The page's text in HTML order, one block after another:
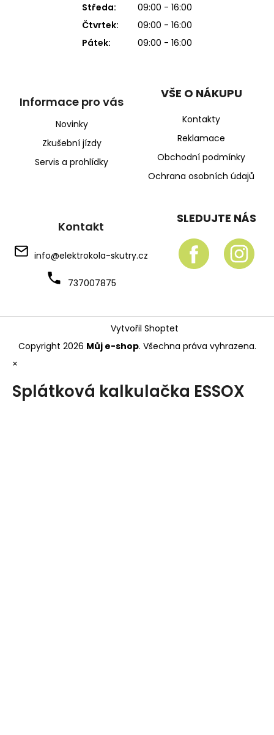
Středa:
09:00 - 16:00
Čtvrtek:
09:00 - 16:00
Pátek:
09:00 - 16:00
Informace pro vás
Novinky
Zkušební jízdy
Servis a prohlídky
VŠE O NÁKUPU
Kontakty
Reklamace
Obchodní podmínky
Ochrana osobních údajů
Kontakt
info@elektrokola-skutry.cz
737007875
SLEDUJTE NÁS
Vytvořil Shoptet
Copyright 2026 Můj e-shop. Všechna práva vyhrazena.
×
Splátková kalkulačka ESSOX